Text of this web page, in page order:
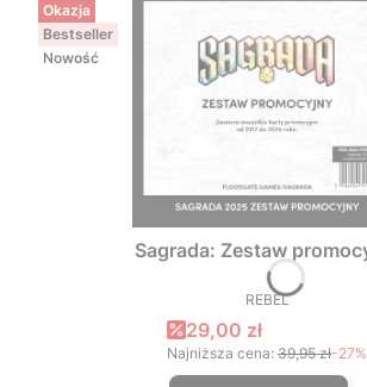
Okazja
Bestseller
Nowość
Sagrada: Zestaw
PRODUCENT
REBEL
Cena promocyjna
29,00 zł
Najniższa cena: 39,95 zł-27%